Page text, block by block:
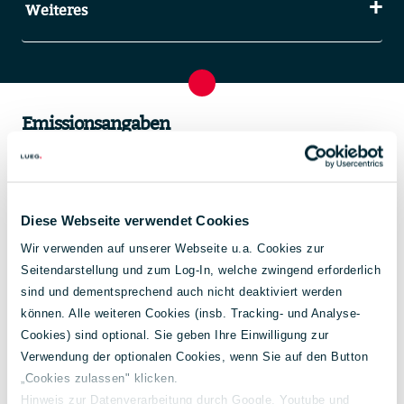
Diese Webseite verwendet Cookies
Wir verwenden auf unserer Webseite u.a. Cookies zur
Seitendarstellung und zum Log-In, welche zwingend erforderlich
sind und dementsprechend auch nicht deaktiviert werden
können. Alle weiteren Cookies (insb. Tracking- und Analyse-
Cookies) sind optional. Sie geben Ihre Einwilligung zur
Verwendung der optionalen Cookies, wenn Sie auf den Button
„Cookies zulassen" klicken.
Hinweis zur Datenverarbeitung durch Google, Youtube und
Weiteres
Emissionsangaben
Energieverbrauch
kombiniert: